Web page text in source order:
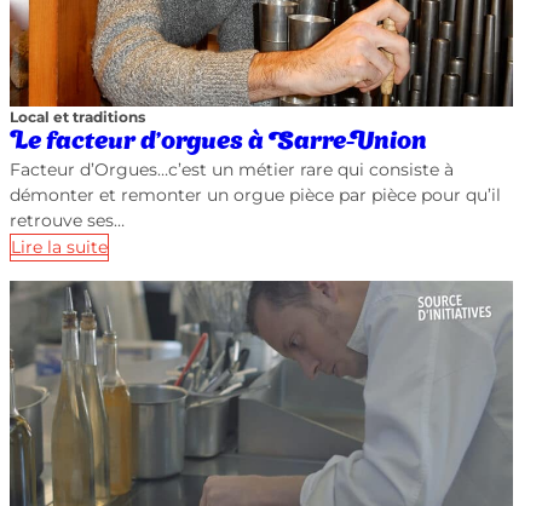
Local et traditions
Le facteur d’orgues à Sarre-Union
Facteur d’Orgues…c’est un métier rare qui consiste à
démonter et remonter un orgue pièce par pièce pour qu’il
retrouve ses…
Lire la suite